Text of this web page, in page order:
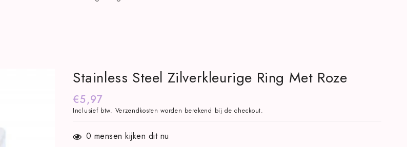
Stainless Steel Zilverkleurige Ring Met Roze
Normale
prijs
€5,97
Inclusief btw. Verzendkosten worden berekend bij de checkout.
0 mensen kijken dit nu